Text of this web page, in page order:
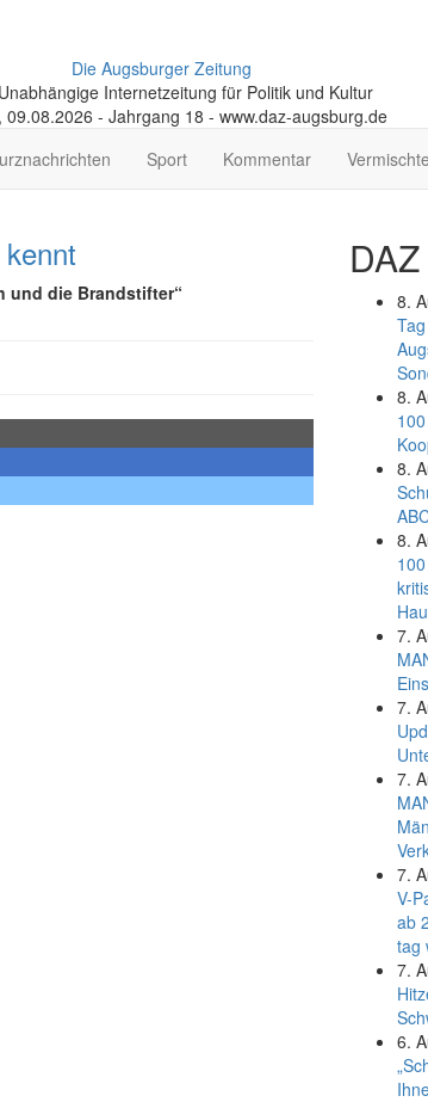
Die Augsburger Zeitung
Internetzeitung für Politik und Kultur
09.08.2026 - Jahrgang 18 - www.daz-augsburg.de
Sport Kommentar
und die Brandstifter“
8.
8.
8.
8.
7.
7.
7.
7.
V-
ab
tag
7.
6.